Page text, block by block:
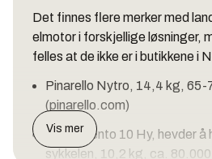
Det finnes flere merker med
elmotor i forskjellige løsninger,
felles at de ikke er i butikkene i
Pinarello Nytro, 14,4 kg, 65-
(pinarello.com)
Willier Cento 10 Hy, hevder
sykkelen, 10,2 kg, ca.
Vis mer